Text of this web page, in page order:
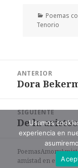
Categorías
Poemas
Tenorio
entradas
ANTERIOR
Entrada
Dora
SIGUIENTE
Entrada
siguiente:
De la
amistad en
Usamos
experiencia en